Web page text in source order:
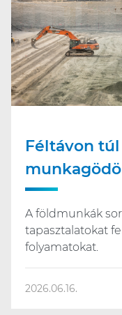
Féltávon
A földmunkák
tapasztalatokat
folyamatokat.
2026.06.16.